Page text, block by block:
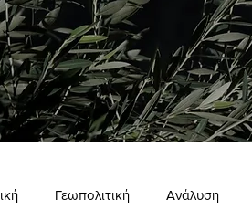
Γεωπολιτική Ανάλυση